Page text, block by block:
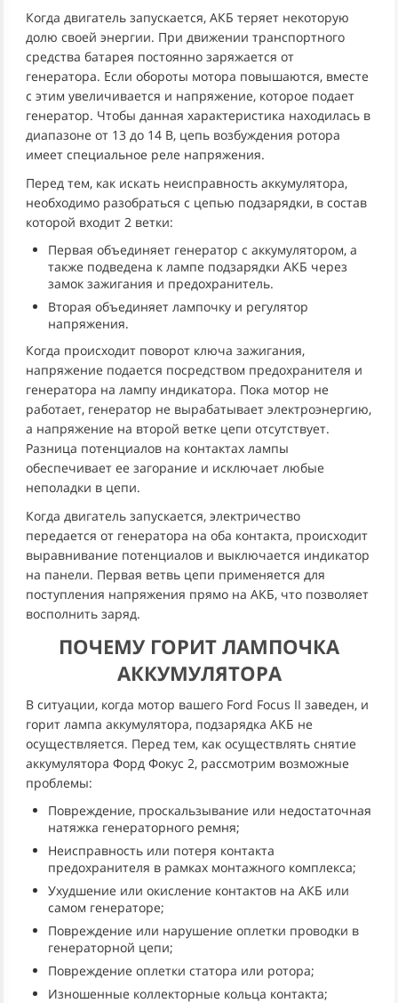
Когда двигатель запускается, АКБ теряет некоторую
долю своей энергии. При движении транспортного
средства батарея постоянно заряжается от
генератора. Если обороты мотора повышаются, вместе
с этим увеличивается и напряжение, которое подает
генератор. Чтобы данная характеристика находилась в
диапазоне от 13 до 14 В, цепь возбуждения ротора
имеет специальное реле напряжения.
Перед тем, как искать неисправность аккумулятора,
необходимо разобраться с цепью подзарядки, в состав
которой входит 2 ветки:
Первая объединяет генератор с аккумулятором, а
также подведена к лампе подзарядки АКБ через
замок зажигания и предохранитель.
Вторая объединяет лампочку и регулятор
напряжения.
Когда происходит поворот ключа зажигания,
напряжение подается посредством предохранителя и
генератора на лампу индикатора. Пока мотор не
работает, генератор не вырабатывает электроэнергию,
а напряжение на второй ветке цепи отсутствует.
Разница потенциалов на контактах лампы
обеспечивает ее загорание и исключает любые
неполадки в цепи.
Когда двигатель запускается, электричество
передается от генератора на оба контакта, происходит
выравнивание потенциалов и выключается индикатор
на панели. Первая ветвь цепи применяется для
поступления напряжения прямо на АКБ, что позволяет
восполнить заряд.
ПОЧЕМУ ГОРИТ ЛАМПОЧКА
АККУМУЛЯТОРА
В ситуации, когда мотор вашего Ford Focus II заведен, и
горит лампа аккумулятора, подзарядка АКБ не
осуществляется. Перед тем, как осуществлять снятие
аккумулятора Форд Фокус 2, рассмотрим возможные
проблемы:
Повреждение, проскальзывание или недостаточная
натяжка генераторного ремня;
Неисправность или потеря контакта
предохранителя в рамках монтажного комплекса;
Ухудшение или окисление контактов на АКБ или
самом генераторе;
Повреждение или нарушение оплетки проводки в
генераторной цепи;
Повреждение оплетки статора или ротора;
Изношенные коллекторные кольца контакта;